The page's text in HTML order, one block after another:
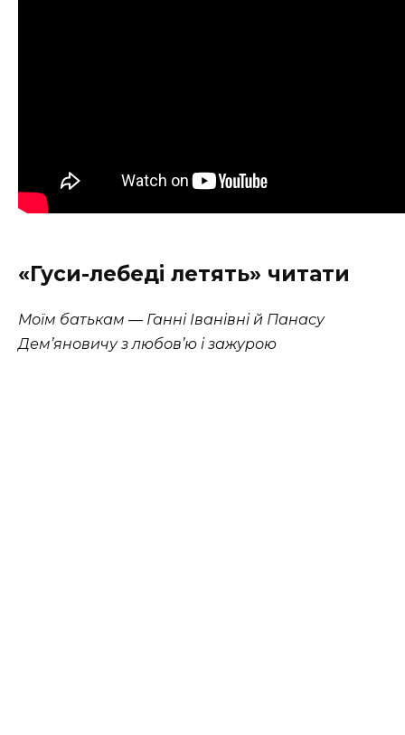
«Гуси-лебеді летять» читати
Моїм батькам — Ганнi Iванiвнi й Панасу
Дем’яновичу з любов’ю i зажурою